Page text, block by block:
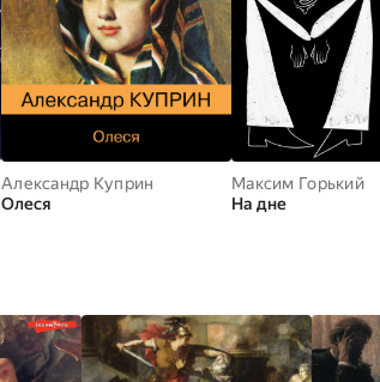
Александр Куприн
Олеся
Максим Горький
На дне